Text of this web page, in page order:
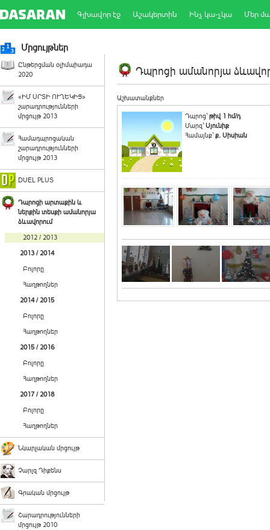
Գլխավոր էջ Աշակերտին Ինչ կա-չկա Մեր
Մրցույթներ
Ընթերցման օլիմպիադա
2020
«ԻՄ ՍՐՏԻ ՈՒՂԵԿԻՑ»
շարադրությունների
մրցույթ 2013
Համադպրոցական
շարադրությունների
մրցույթ 2013
DUEL PLUS
Դպրոցի արտաքին և
ներքին տեսքի ամանորյա
ձևավորում
2012 / 2013
2013 / 2014
Բոլորը
Հաղթողներ
2014 / 2015
Բոլորը
Հաղթողներ
2015 / 2016
Բոլորը
Հաղթողներ
2017 / 2018
Բոլորը
Հաղթողներ
Նկարչական մրցույթ
Չարլզ Դիքենս
Գրական մրցույթ
Շարադրությունների
մրցույթ 2010
Դպրոցի ամանորյա
Աշխատանքներ
Դպրոց`թիվ 1 հմ/դ
Մարզ`Սյունիք
Համայնք`ք. Սիսիան